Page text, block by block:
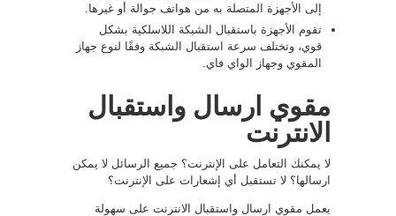
إلى الأجهزة المتصلة به من هواتف جوالة أو غيرها.
تقوم الأجهزة باستقبال الشبكة اللاسلكية بشكل
قوي، وتختلف سرعة استقبال الشبكة وفقًا لنوع جهاز
المقوي وجهاز الواي فاي.
مقوي ارسال واستقبال
الانترنت
لا يمكنك التعامل على الإنترنت؟ جميع الرسائل لا يمكن
ارسالها؟ لا تستقبل أي إشعارات على الإنترنت؟
يعمل مقوي ارسال واستقبال الانترنت على سهولة